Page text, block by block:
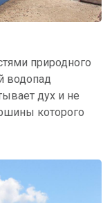
природного
водопад
дух и не
которого